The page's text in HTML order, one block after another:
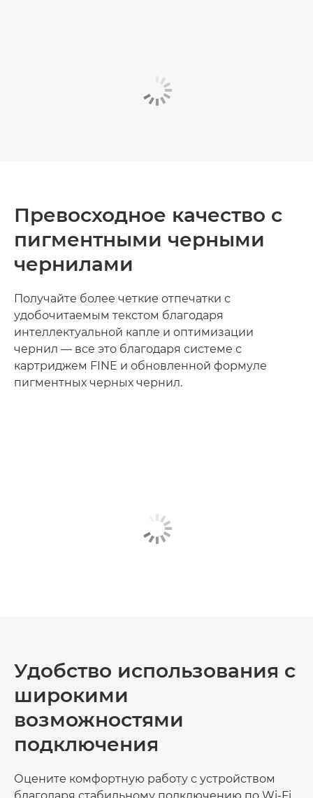
Превосходное качество с
пигментными черными
чернилами
Получайте более четкие отпечатки с
удобочитаемым текстом благодаря
интеллектуальной капле и оптимизации
чернил — все это благодаря системе с
картриджем FINE и обновленной формуле
пигментных черных чернил.
Удобство использования с
широкими
возможностями
подключения
Оцените комфортную работу с устройством